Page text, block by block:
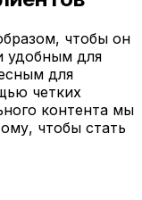
чтобы он
удобным для
для
четких
контента мы
чтобы стать